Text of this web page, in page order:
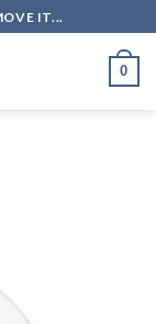
IT...
0